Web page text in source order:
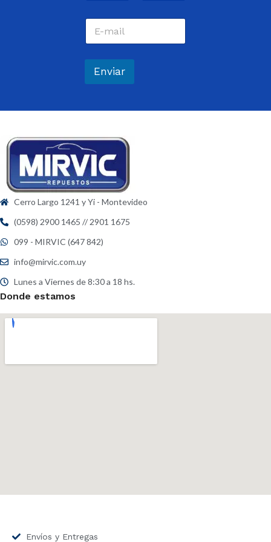
*
C
r
r
o
t
r
ó
n
i
c
o
*
Enviar
Cerro Largo 1241 y Yi - Montevideo
(0598) 2900 1465 // 2901 1675
099 - MIRVIC (647 842)
info@mirvic.com.uy
Lunes a Viernes de 8:30 a 18 hs.
Donde estamos
Envíos y Entregas